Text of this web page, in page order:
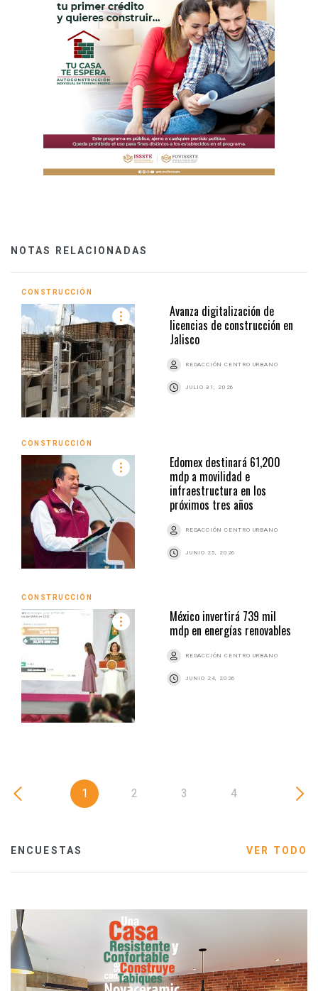
NOTAS RELACIONADAS
CONSTRUCCIÓN
Avanza digitalización de
licencias de construcción en
Jalisco
REDACCIÓN CENTRO URBANO
JULIO 31, 2026
CONSTRUCCIÓN
Edomex destinará 61,200
mdp a movilidad e
infraestructura en los
próximos tres años
REDACCIÓN CENTRO URBANO
JUNIO 25, 2026
CONSTRUCCIÓN
México invertirá 739 mil
mdp en energías renovables
REDACCIÓN CENTRO URBANO
JUNIO 24, 2026
1 2 3 4
ENCUESTAS VER TODO